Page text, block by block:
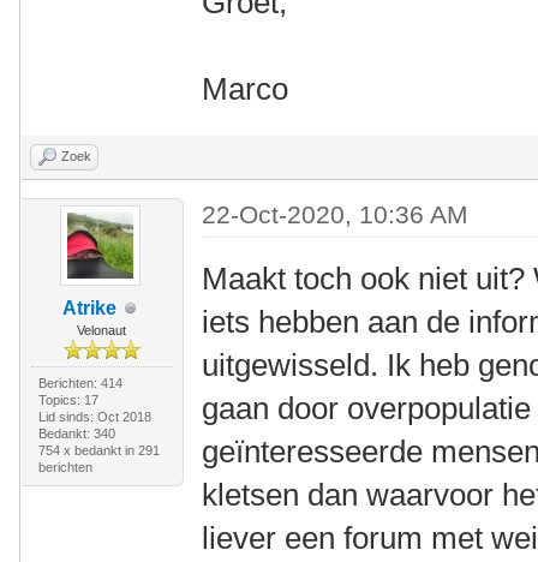
Marco
Zoek
Atrike
Velonaut
Berichten: 414
Topics: 17
Lid sinds: Oct 2018
Bedankt: 340
754 x bedankt in 291
berichten
22-Oct-2020, 10:36 AM
Maakt toch ook niet
iets hebben aan de
uitgewisseld. Ik heb
gaan door
geïnteresseerde
kletsen dan waarvoor
liever een forum met